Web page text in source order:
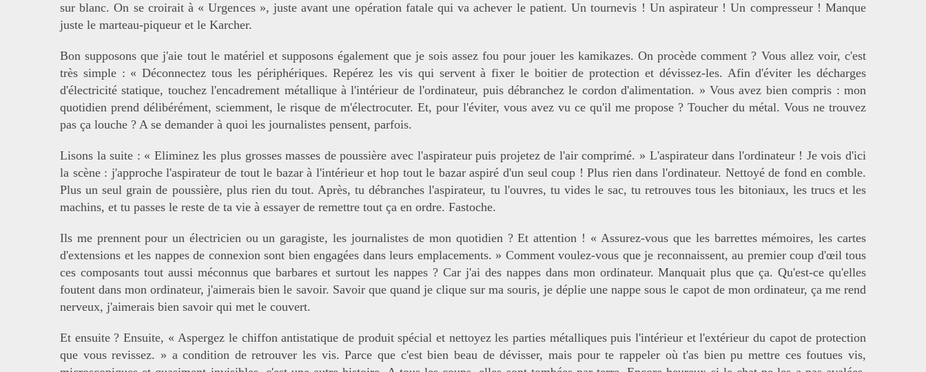
sur blanc. On se croirait à « Urgences », juste avant une opération fatale qui va achever le patient. Un tournevis ! Un aspirateur ! Un compresseur ! Manque
juste le marteau-piqueur et le Karcher.
Bon supposons que j'aie tout le matériel et supposons également que je sois assez fou pour jouer les kamikazes. On procède comment ? Vous allez voir, c'est
très simple : « Déconnectez tous les périphériques. Repérez les vis qui servent à fixer le boitier de protection et dévissez-les. Afin d'éviter les décharges
d'électricité statique, touchez l'encadrement métallique à l'intérieur de l'ordinateur, puis débranchez le cordon d'alimentation. » Vous avez bien compris : mon
quotidien prend délibérément, sciemment, le risque de m'électrocuter. Et, pour l'éviter, vous avez vu ce qu'il me propose ? Toucher du métal. Vous ne trouvez
pas ça louche ? A se demander à quoi les journalistes pensent, parfois.
Lisons la suite : « Eliminez les plus grosses masses de poussière avec l'aspirateur puis projetez de l'air comprimé. » L'aspirateur dans l'ordinateur ! Je vois d'ici
la scène : j'approche l'aspirateur de tout le bazar à l'intérieur et hop tout le bazar aspiré d'un seul coup ! Plus rien dans l'ordinateur. Nettoyé de fond en comble.
Plus un seul grain de poussière, plus rien du tout. Après, tu débranches l'aspirateur, tu l'ouvres, tu vides le sac, tu retrouves tous les bitoniaux, les trucs et les
machins, et tu passes le reste de ta vie à essayer de remettre tout ça en ordre. Fastoche.
Ils me prennent pour un électricien ou un garagiste, les journalistes de mon quotidien ? Et attention ! « Assurez-vous que les barrettes mémoires, les cartes
d'extensions et les nappes de connexion sont bien engagées dans leurs emplacements. » Comment voulez-vous que je reconnaissent, au premier coup d'œil tous
ces composants tout aussi méconnus que barbares et surtout les nappes ? Car j'ai des nappes dans mon ordinateur. Manquait plus que ça. Qu'est-ce qu'elles
foutent dans mon ordinateur, j'aimerais bien le savoir. Savoir que quand je clique sur ma souris, je déplie une nappe sous le capot de mon ordinateur, ça me rend
nerveux, j'aimerais bien savoir qui met le couvert.
Et ensuite ? Ensuite, « Aspergez le chiffon antistatique de produit spécial et nettoyez les parties métalliques puis l'intérieur et l'extérieur du capot de protection
que vous revissez. » a condition de retrouver les vis. Parce que c'est bien beau de dévisser, mais pour te rappeler où t'as bien pu mettre ces foutues vis,